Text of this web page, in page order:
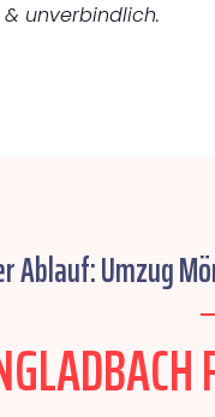
& unverbindlich.
Ablauf: Umzug